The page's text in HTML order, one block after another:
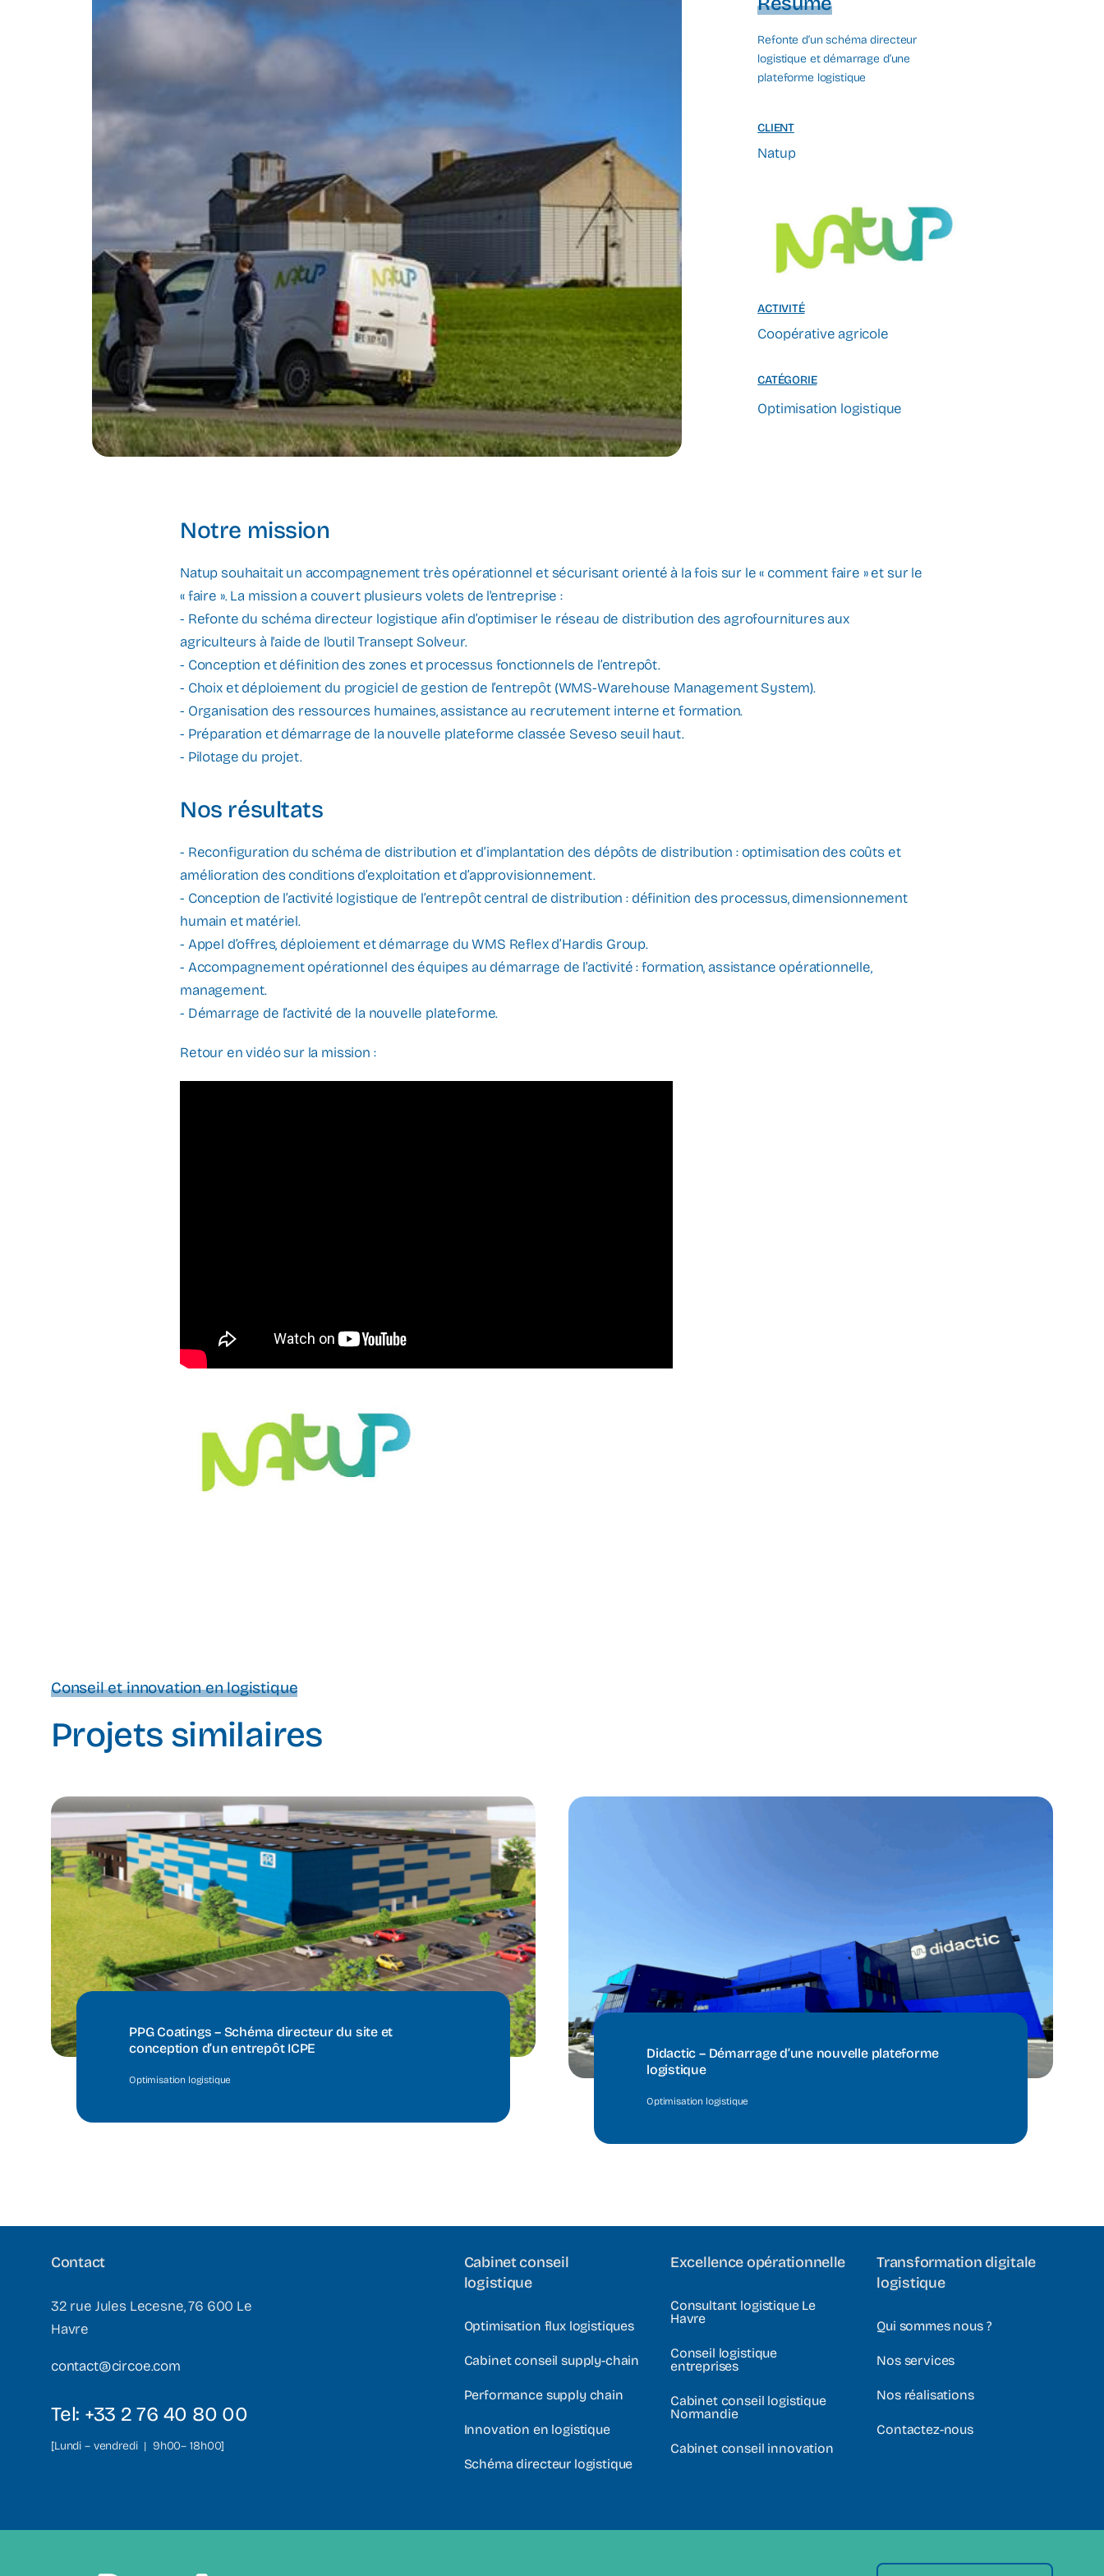
Refonte d’un schéma directeur
logistique et démarrage d’une
plateforme logistique
CLIENT
Natup
ACTIVITÉ
Coopérative agricole
CATÉGORIE
Optimisation logistique
Notre mission
Natup souhaitait un accompagnement très opérationnel et sécurisant orienté à la fois sur le « comment faire » et sur le
« faire ». La mission a couvert plusieurs volets de l'entreprise :
- Refonte du schéma directeur logistique afin d’optimiser le réseau de distribution des agrofournitures aux
agriculteurs à l'aide de l'outil Transept Solveur.
- Conception et définition des zones et processus fonctionnels de l’entrepôt.
- Choix et déploiement du progiciel de gestion de l’entrepôt (WMS-Warehouse Management System).
- Organisation des ressources humaines, assistance au recrutement interne et formation.
- Préparation et démarrage de la nouvelle plateforme classée Seveso seuil haut.
- Pilotage du projet.
Nos résultats
- Reconfiguration du schéma de distribution et d’implantation des dépôts de distribution : optimisation des coûts et
amélioration des conditions d’exploitation et d’approvisionnement.
- Conception de l’activité logistique de l’entrepôt central de distribution : définition des processus, dimensionnement
humain et matériel.
- Appel d’offres, déploiement et démarrage du WMS Reflex d’Hardis Group.
- Accompagnement opérationnel des équipes au démarrage de l’activité : formation, assistance opérationnelle,
management.
- Démarrage de l’activité de la nouvelle plateforme.
Retour en vidéo sur la mission :
Conseil et innovation en logistique
Projets similaires
PPG Coatings – Schéma directeur du site et
conception d’un entrepôt ICPE
Optimisation logistique
Didactic – Démarrage d’une nouvelle plateforme
logistique
Optimisation logistique
Contact
32 rue Jules Lecesne, 76 600 Le
Havre
contact@circoe.com
Tel: +33 2 76 40 80 00
[Lundi – vendredi | 9h00– 18h00]
Cabinet conseil
logistique
Optimisation flux logistiques
Cabinet conseil supply-chain
Performance supply chain
Innovation en logistique
Schéma directeur logistique
Excellence opérationnelle
Consultant logistique Le
Havre
Conseil logistique
entreprises
Cabinet conseil logistique
Normandie
Cabinet conseil innovation
Transformation digitale
logistique
Qui sommes nous ?
Nos services
Nos réalisations
Contactez-nous